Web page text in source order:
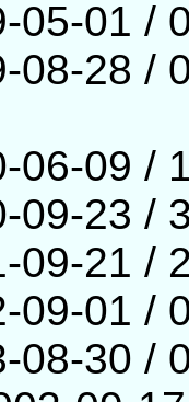
05-01 /
08-28 /
06-09 /
09-23 /
09-21 /
09-01 /
08-30 /